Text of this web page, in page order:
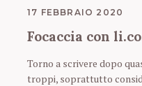
17 FEBBRAIO 2020
Focaccia con
Torno a scrivere dopo
troppi, soprattutto